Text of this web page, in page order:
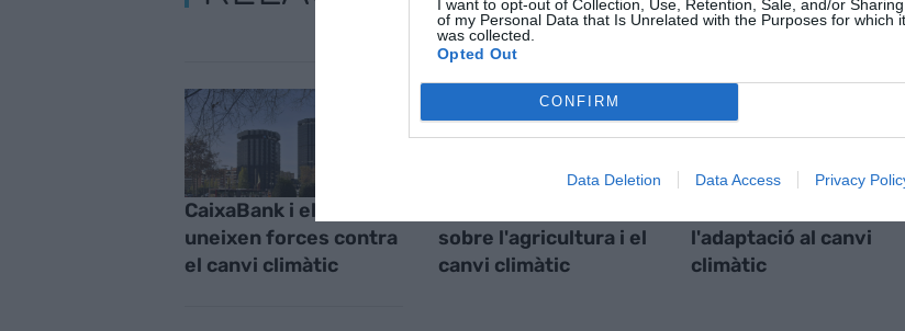
I want to opt-out of Collection, Use, Retention, Sale, and/or Sharing
of my Personal Data that Is Unrelated with the Purposes for which it
was collected.
Opted Out
CONFIRM
Data Deletion Data Access Privacy
CaixaBank i el BEI
uneixen forces contra
el canvi climàtic
sobre l'agricultura i el
canvi climàtic
l'adaptació al canvi
climàtic